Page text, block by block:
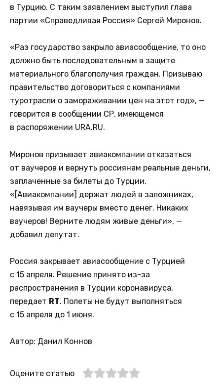
в Турцию. С таким заявлением выступил глава
партии «Справедливая Россия» Сергей Миронов.
«Раз государство закрыло авиасообщение, то оно
должно быть последовательным в защите
материального благополучия граждан. Призываю
правительство договориться с компаниями
туротрасли о замораживании цен на этот год», —
говорится в сообщении СР, имеющемся
в распоряжении URA.RU.
Миронов призывает авиакомпании отказаться
от ваучеров и вернуть россиянам реальные деньги,
заплаченные за билеты до Турции.
«[Авиакомпании] держат людей в заложниках,
навязывая им ваучеры вместо денег. Никаких
ваучеров! Верните людям живые деньги», —
добавил депутат.
Россия закрывает авиасообщение с Турцией
с 15 апреля. Решение принято из-за
распространения в Турции коронавируса,
передает RT. Полеты не будут выполняться
с 15 апреля до 1 июня.
Автор: Данил Коннов
Оцените статью